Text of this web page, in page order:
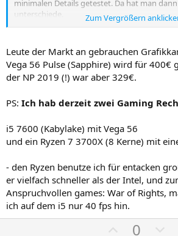
e e
minimalen Details getestet. Da hat man
unterschiede.
oderRegistrieren
Leistungsunterschied zwischen eigentlich
Kommen dann noch dazu die
irgendwann gleichauf, weil dann die GPU
gleichauf ist liegt einzig und allein daran,
durchgeführt wurde, und die Grafiksettings
gestellt wurden. In den vorherigen Tests
das was der Test von CB zeigt. Wie die
sind, wenn die GPU nicht limitieren kann.
Zum Vergrößern
Leute der Markt an gebrauchen
Vega 56 Pulse (Sapphire) wird für 400€
der NP 2019 (!) war aber 329€.
PS: Ich hab derzeit zwei Gaming
i5 7600 (Kabylake) mit Vega 56
und ein Ryzen 7 3700X (8 Kerne) mit
- den Ryzen benutze ich für entacken
er vielfach schneller als der Intel, und
Anspruchvollen games: War of Rights,
ich auf dem i5 nur 40 fps hin.
0